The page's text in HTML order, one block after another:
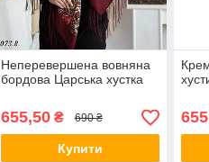
Неперевершена вовняна
бордова Царська хустка
655,50₴ 690 ₴
Купити